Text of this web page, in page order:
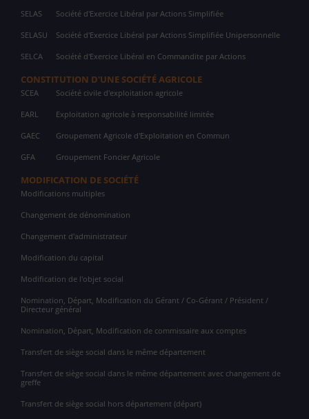
SELAS Société d'Exercice Libéral par Actions Simplifiée
SELASU Société d'Exercice Libéral par Actions Simplifiée Unipersonnelle
SELCA Société d'Exercice Libéral en Commandite par Actions
CONSTITUTION D'UNE SOCIÉTÉ AGRICOLE
SCEA Société civile d'exploitation agricole
EARL Exploitation agricole à responsabilité limitée
GAEC Groupement Agricole d'Exploitation en Commun
GFA Groupement Foncier Agricole
MODIFICATION DE SOCIÉTÉ
Modifications multiples
Changement de dénomination
Changement d'administrateur
Modification du capital
Modification de l'objet social
Nomination, Départ, Modification du Gérant / Co-Gérant / Président /
Directeur général
Nomination, Départ, Modification de commissaire aux comptes
Transfert de siège social dans le même département
Transfert de siège social dans le même département avec changement de
greffe
Transfert de siège social hors département (départ)